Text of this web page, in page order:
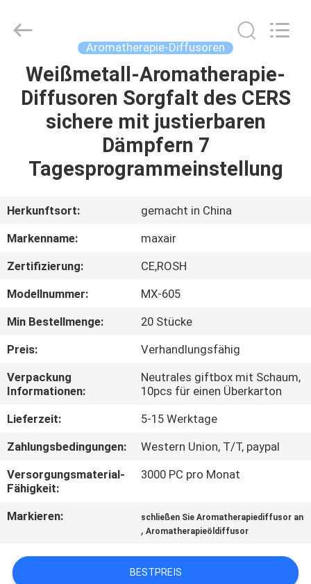
HAUS
PRODUKTE
ÜBER
FABRIK-
QUALITÄTSKONTROLLE
TRETEN
SIE
MIT
UNS
IN
VERBINDUNG
ZITAT
Reserved.
Aromatherapie-Diffusoren
Weißmetall-Aromatherapie-
Diffusoren Sorgfalt des CERS
sichere mit justierbaren
Dämpfern 7
Tagesprogrammeinstellung
Herkunftsort:
gemacht in China
Markenname:
maxair
Zertifizierung:
CE,ROSH
Modellnummer:
MX-605
Min Bestellmenge:
20 Stücke
Preis:
Verhandlungsfähig
Verpackung
Informationen:
Neutrales giftbox mit Schaum,
10pcs für einen Überkarton
Lieferzeit:
5-15 Werktage
Zahlungsbedingungen:
Western Union, T/T, paypal
Versorgungsmaterial-
Fähigkeit:
3000 PC pro Monat
Markieren: schließen Sie Aromatherapiediffusor an
,Aromatherapieöldiffusor
BESTPREIS